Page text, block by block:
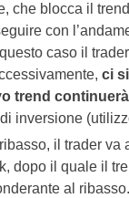
che blocca il
con
caso il
ci
trend continuerà
inversione
il trader va
dopo il quale il
al